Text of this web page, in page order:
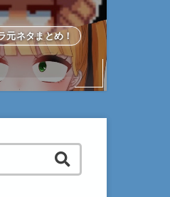
元ネタまとめ！
use up and down